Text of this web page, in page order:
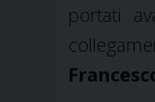
portati